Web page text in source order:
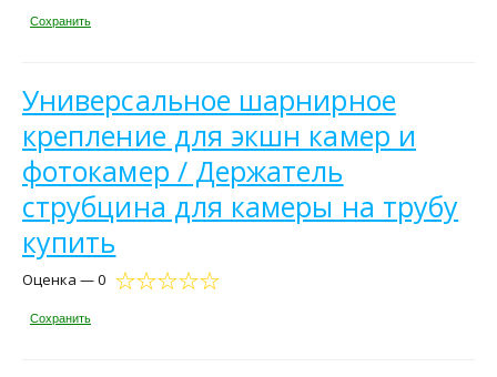
Сохранить
Универсальное шарнирное
крепление для экшн камер и
фотокамер / Держатель
струбцина для камеры на трубу
купить
Оценка — 0
Сохранить